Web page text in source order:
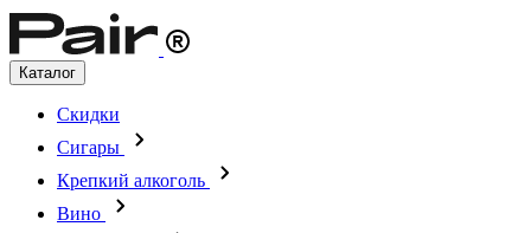
Каталог
Скидки
Сигары
Крепкий алкоголь
Вино